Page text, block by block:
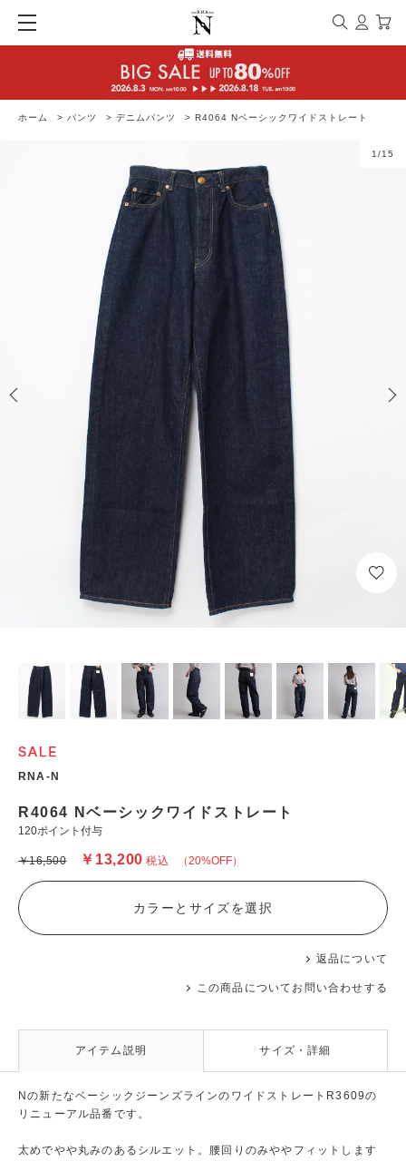
ホーム > パンツ > デニムパンツ > R4064 Nベーシックワイドストレート
1 /15
RNA-N
R4064 Nベーシックワイドストレート
120ポイント付与
（20%OFF）
￥13,200 税込
￥16,500
返品について
この商品についてお問い合わせする
カラーとサイズを選択
アイテム説明 サイズ・詳細
Nの新たなベーシックジーンズラインのワイドストレートR3609の
リニューアル品番です。
太めでやや丸みのあるシルエット。腰回りのみややフィットします